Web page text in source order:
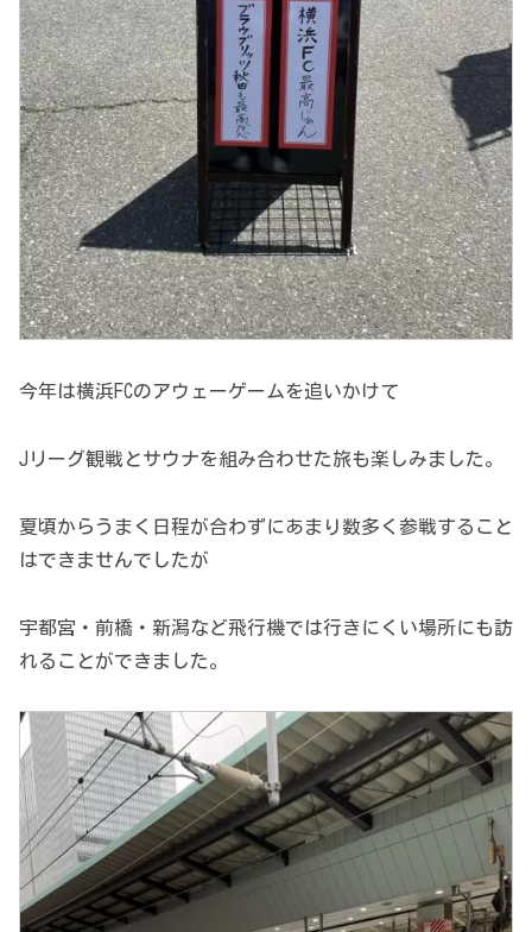
今年は横浜FCのアウェーゲームを追いかけて
Jリーグ観戦とサウナを組み合わせた旅も楽しみました。
夏頃からうまく日程が合わずにあまり数多く参戦すること
はできませんでしたが
宇都宮・前橋・新潟など飛行機では行きにくい場所にも訪
れることができました。